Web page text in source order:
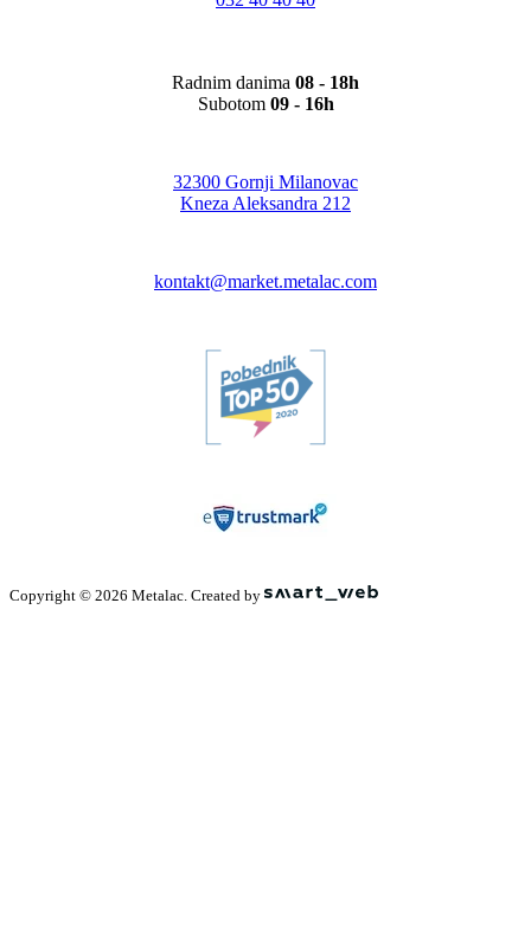
Radnim danima 08 - 18h
Subotom 09 - 16h
32300 Gornji Milanovac
Kneza Aleksandra 212
kontakt@market.metalac.com
Copyright © 2026 Metalac. Created by